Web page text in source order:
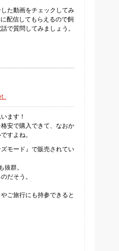
た動画をチェックしてみ
配信してもらえるので飼
で質問してみましょう。
ます！
安で購入できて、なおか
すよね。
モード』で販売されてい
群。
だそう。
ご旅行にも持参できると